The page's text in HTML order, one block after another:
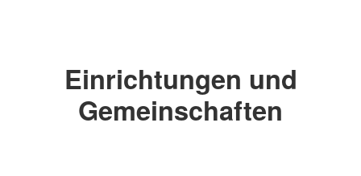
Einrichtungen und
Gemeinschaften